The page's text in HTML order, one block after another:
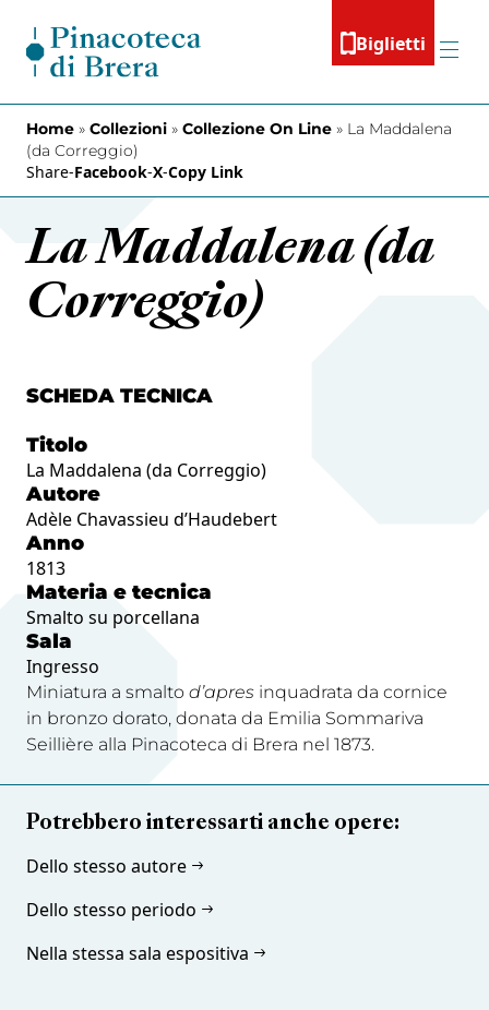
Biglietti
Menu
Home » Collezioni » Collezione On Line » La Maddalena
(da Correggio)
Share-Facebook-X-Copy Link
La Maddalena (da
Correggio)
SCHEDA TECNICA
Titolo
La Maddalena (da Correggio)
Autore
Adèle Chavassieu d’Haudebert
Anno
1813
Materia e tecnica
Smalto su porcellana
Sala
Ingresso
Miniatura a smalto d’apres inquadrata da cornice
in bronzo dorato, donata da Emilia Sommariva
Seillière alla Pinacoteca di Brera nel 1873.
Potrebbero interessarti anche opere:
Dello stesso autore
Dello stesso periodo
Nella stessa sala espositiva